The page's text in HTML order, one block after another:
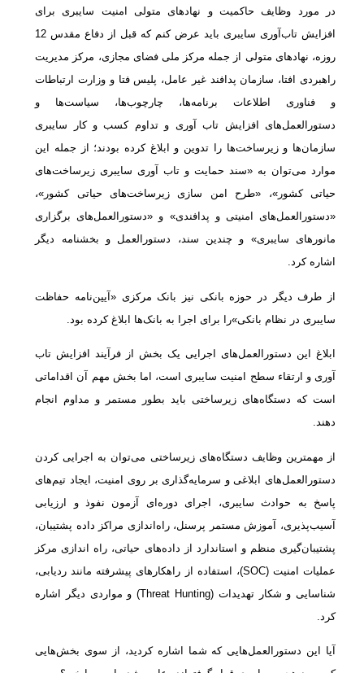
در مورد وظایف حاکمیت و نهادهای متولی امنیت سایبری برای
افزایش تاب‌آوری سایبری باید عرض کنم که قبل از دفاع مقدس 12
روزه، نهادهای متولی از جمله مرکز ملی فضای مجازی، مرکز مدیریت
راهبردی افتا، سازمان پدافند غیر عامل، پلیس فتا و وزارت ارتباطات
و فناوری اطلاعات برنامه‌ها، چارچوب‌ها، سیاست‌ها و
دستورالعمل‌های افزایش تاب آوری و تداوم کسب و کار سایبری
سازمان‌ها و زیرساخت‌ها را تدوین و ابلاغ کرده بودند؛ از جمله این
موارد می‌توان به «سند حمایت و تاب آوری سایبری زیرساخت‌های
حیاتی کشور»، «طرح امن سازی زیرساخت‌های حیاتی کشور»،
«دستورالعمل‌های امنیتی و پدافندی» و «دستورالعمل‌های برگزاری
مانورهای سایبری» و چندین سند، دستورالعمل و بخشنامه دیگر
اشاره کرد.
از طرف دیگر در حوزه بانکی نیز بانک مرکزی «آیین‌نامه حفاظت
سایبری در نظام بانکی»را برای اجرا به بانک‌ها ابلاغ کرده بود.
ابلاغ این دستورالعمل‌های اجرایی یک بخش از فرآیند افزایش تاب
آوری و ارتقاء سطح امنیت سایبری است، اما بخش مهم آن اقداماتی
است که دستگاه‌های زیرساختی باید بطور مستمر و مداوم انجام
دهند.
از مهمترین وظایف دستگاه‌های زیرساختی می‌توان به اجرایی کردن
دستورالعمل‌های ابلاغی و سرمایه‌گذاری بر روی امنیت، ایجاد تیم‌های
پاسخ به حوادث سایبری، اجرای دوره‌ای آزمون نفوذ و ارزیابی
آسیب‌پذیری، آموزش مستمر پرسنل، راه‌اندازی مراکز داده پشتیبان،
پشتیبان‌گیری منظم و استاندارد از داده‌های حیاتی، راه اندازی مرکز
عملیات امنیت (SOC)، استفاده از راهکارهای پیشرفته مانند ردیابی،
شناسایی و شکار تهدیدات (Threat Hunting) و مواردی دیگر اشاره
کرد.
آیا این دستورالعمل‌هایی که شما اشاره کردید، از سوی بخش‌هایی